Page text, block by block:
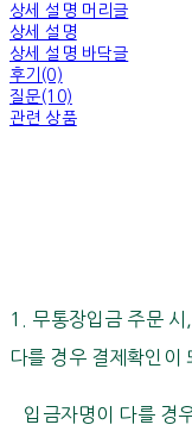
상세 설명 머리글
상세 설명
상세 설명 바닥글
후기(0)
질문(10)
관련 상품
1. 무통장입금 주문 시
다를 경우 결제확인이
입금자명이 다를 경